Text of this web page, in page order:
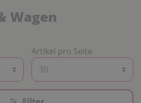
Wagen
Artikel pro Seite